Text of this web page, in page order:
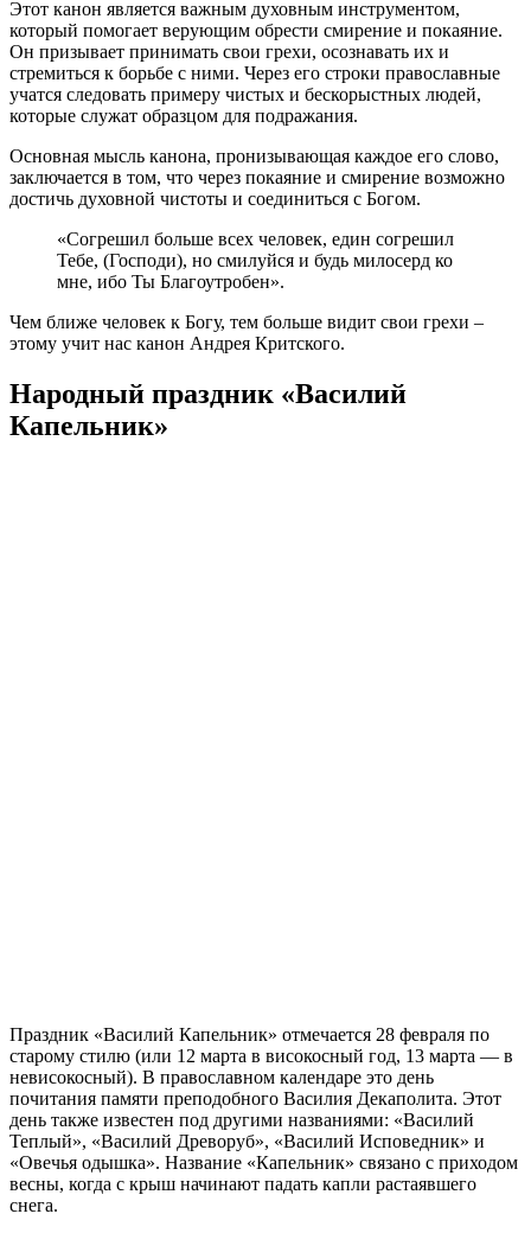
Этот канон является важным духовным инструментом,
который помогает верующим обрести смирение и покаяние.
Он призывает принимать свои грехи, осознавать их и
стремиться к борьбе с ними. Через его строки православные
учатся следовать примеру чистых и бескорыстных людей,
которые служат образцом для подражания.
Основная мысль канона, пронизывающая каждое его слово,
заключается в том, что через покаяние и смирение возможно
достичь духовной чистоты и соединиться с Богом.
«Согрешил больше всех человек, един согрешил
Тебе, (Господи), но смилуйся и будь милосерд ко
мне, ибо Ты Благоутробен».
Чем ближе человек к Богу, тем больше видит свои грехи –
этому учит нас канон Андрея Критского.
Народный праздник «Василий
Капельник»
Праздник «Василий Капельник» отмечается 28 февраля по
старому стилю (или 12 марта в високосный год, 13 марта — в
невисокосный). В православном календаре это день
почитания памяти преподобного Василия Декаполита. Этот
день также известен под другими названиями: «Василий
Теплый», «Василий Древоруб», «Василий Исповедник» и
«Овечья одышка». Название «Капельник» связано с приходом
весны, когда с крыш начинают падать капли растаявшего
снега.